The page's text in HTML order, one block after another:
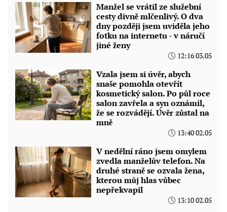
Manžel se vrátil ze služební
cesty divně mlčenlivý. O dva
dny později jsem uviděla jeho
fotku na internetu - v náručí
jiné ženy
12:16 03.05
Vzala jsem si úvěr, abych
snaše pomohla otevřít
kosmetický salon. Po půl roce
salon zavřela a syn oznámil,
že se rozvádějí. Úvěr zůstal na
mně
13:40 02.05
V nedělní ráno jsem omylem
zvedla manželův telefon. Na
druhé straně se ozvala žena,
kterou můj hlas vůbec
nepřekvapil
13:10 02.05